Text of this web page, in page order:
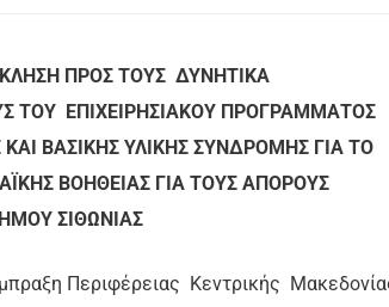
ΠΡΟΣ ΤΟΥΣ ΔΥΝΗΤΙΚΑ
ΤΟΥ ΕΠΙΧΕΙΡΗΣΙΑΚΟΥ ΠΡΟΓΡΑΜΜΑΤΟΣ
ΚΑΙ ΒΑΣΙΚΗΣ ΥΛΙΚΗΣ ΣΥΝΔΡΟΜΗΣ ΓΙΑ ΤΟ
ΒΟΗΘΕΙΑΣ ΓΙΑ ΤΟΥΣ ΑΠΟΡΟΥΣ
ΣΙΘΩΝΙΑΣ
Περιφέρειας Κεντρικής